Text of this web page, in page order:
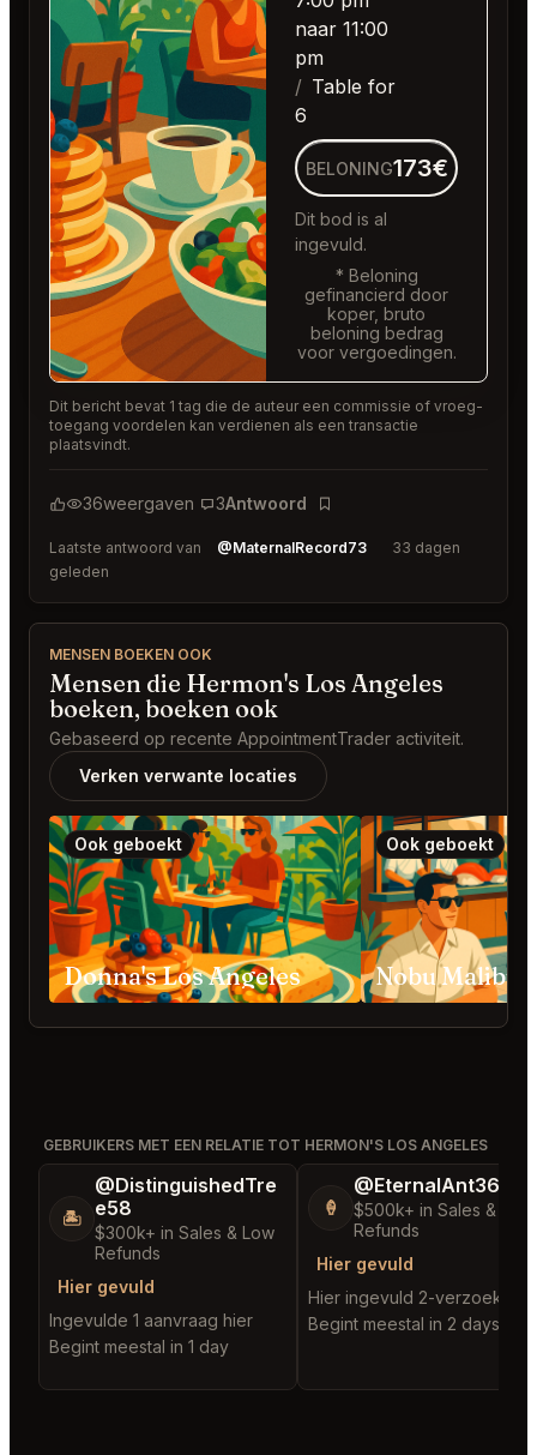
naar 11:00
pm
Table for
6
BELONING173€
Dit bod is al
ingevuld.
* Beloning
gefinancierd door
koper, bruto
beloning bedrag
voor vergoedingen.
Dit bericht bevat 1 tag die de auteur een commissie of vroeg-
toegang voordelen kan verdienen als een transactie
plaatsvindt.
36weergaven 3Antwoord
Bladwijzer
Laatste antwoord van @MaternalRecord73
33 dagen
geleden
MENSEN BOEKEN OOK
Mensen die Hermon's Los Angeles
boeken, boeken ook
Gebaseerd op recente AppointmentTrader activiteit.
Verken verwante locaties
Ook geboekt
Donna's Los Angeles
Ook geboekt
GEBRUIKERS MET EEN RELATIE TOT HERMON'S LOS ANGELES
🏝️
@DistinguishedTre
e58
$300k+ in Sales & Low
Refunds
Hier gevuld
Ingevulde 1 aanvraag hier
Begint meestal in 1 day
🍦
@EternalAnt36
$500k+ in Sales & Low
Refunds
Hier gevuld
Hier ingevuld 2-verzoeken
Begint meestal in 2 days